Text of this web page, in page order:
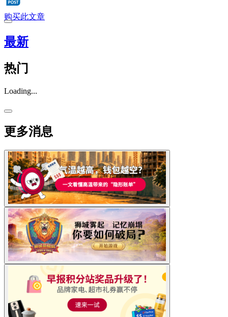
购买此文章
最新
热门
Loading...
更多消息